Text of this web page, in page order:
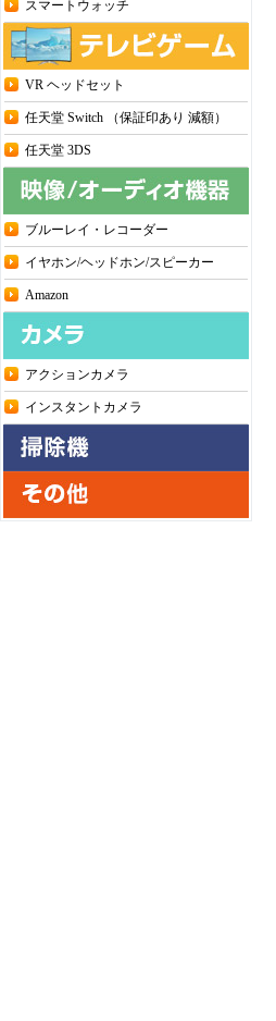
スマートウォッチ
VR ヘッドセット
任天堂 Switch （保証印あり 減額）
任天堂 3DS
ブルーレイ・レコーダー
イヤホン/ヘッドホン/スピーカー
Amazon
アクションカメラ
インスタントカメラ